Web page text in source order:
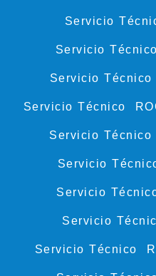
Servicio
Servicio
Servicio
Servicio Técnico
Servicio
Servicio
Servicio
Servicio
Servicio Técnico